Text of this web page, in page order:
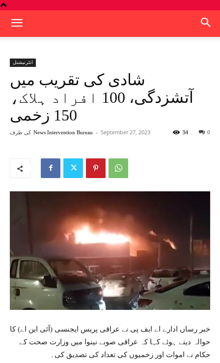
انٹرنیشنل
شادی کی تقریب میں
آتشزدگی، 100 افراد ہلاک،
150 زخمی
کی طرف News Intervention Bureau - September 27, 2023 0
34
خبر رساں ادارے اے ایف پی نے عراقی پریس ایجنسی (آئی این اے) کا
حوالہ دیتے ہوئے کہا کہ عراقی صوبے نینوا میں وزارت صحت کے
حکام نے اموات اور زخمیوں کی تعداد کی تصدیق کی۔